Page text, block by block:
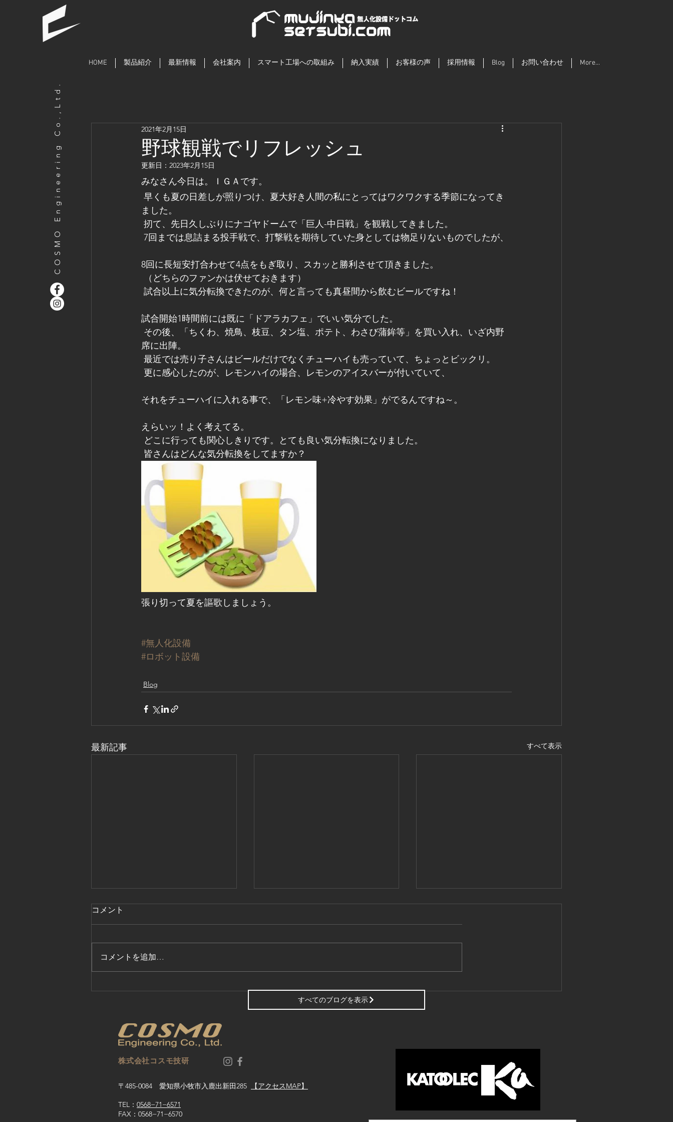
HOME 製品紹介 最新情報 会社案内 スマート工場への取組み 納入実績 お客様の声 採用情報 Blog お問い合わせ More...
野球観戦でリフレッシュ
2021年2月15日
更新日： 2023年2月15日
みなさん今日は。ＩＧＡです。
ました。
扨て、先日久しぶりにナゴヤドームで「巨人-中日戦」を観戦してきました。
7回までは息詰まる投手戦で、打撃戦を期待していた身としては物足りないものでしたが、
8回に長短安打合わせて4点をもぎ取り、スカッと勝利させて頂きました。
（どちらのファンかは伏せておきます）
試合以上に気分転換できたのが、何と言っても真昼間から飲むビールですね！
試合開始1時間前には既に「ドアラカフェ」でいい気分でした。
席に出陣。
最近では売り子さんはビールだけでなくチューハイも売っていて、ちょっとビックリ。
更に感心したのが、レモンハイの場合、レモンのアイスバーが付いていて、
それをチューハイに入れる事で、「レモン味+冷やす効果」がでるんですね～。
えらいッ！よく考えてる。
どこに行っても関心しきりです。とても良い気分転換になりました。
皆さんはどんな気分転換をしてますか？
張り切って夏を謳歌しましょう。
#無人化設備
#ロボット設備
Blog
最新記事 すべて表示
スマート工場アカデミー＜３
６時限目＞
コメント
コメントを追加…
すべてのブログを表示
COSMO Engineering Co.,Ltd.
株式会社コスモ技研
〒485-0084 愛知県小牧市入鹿出新田285 【アクセスMAP】
TEL： 0568−71−6571
FAX：0568−71−6570